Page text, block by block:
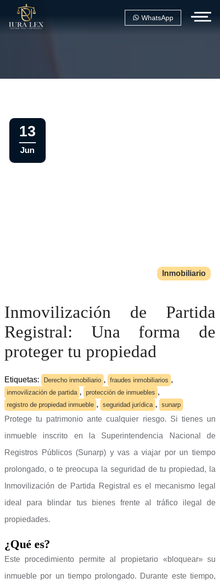
WhatsApp
Inmobiliario
13
Jun
Inmovilización de Partida
Registral: Una forma de
proteger tu propiedad
Etiquetas: Derecho inmobiliario , fraudes inmobiliarios ,
inmovilización de partida , protección de inmuebles ,
registro de propiedad inmueble , seguridad jurídica , sunarp
Protege tu patrimonio ante cualquier riesgo. Si tienes un
inmueble inscrito en la Superintendencia Nacional de
Registros Públicos (Sunarp) y vas a viajar por un tiempo
prolongado, o te preocupa la seguridad de tu propiedad, la
Inmovilización de Partida Registral es el mecanismo legal
ideal para blindar tus bienes frente al tráfico ilegal de
propiedades.
¿Qué es?
Este procedimiento permite al propietario «bloquear» su
inmueble por un tiempo prolongado. Durante este tiempo,